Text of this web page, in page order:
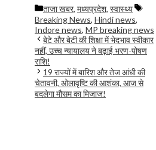
Categories
ताजा खबर, मध्यप्रदेश, स्वास्थ्य
Tags
Breaking News, Hindi news,
Indore news, MP breaking news
बेटे और बेटी की शिक्षा में भेदभाव स्वीकार
नहीं, उच्च न्यायालय ने बढ़ाई भरण-पोषण
राशि!
19 राज्यों में बारिश और तेज आंधी की
चेतावनी, ओलावृष्टि की आशंका, आज से
बदलेगा मौसम का मिजाज!